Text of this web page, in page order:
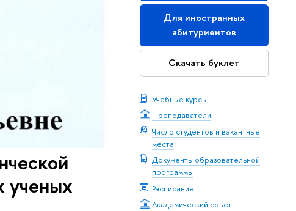
Для иностранных
абитуриентов
Скачать буклет
Учебные курсы
Преподаватели
Число студентов и вакантные
места
Документы образовательной
программы
Расписание
Академический совет
ученых